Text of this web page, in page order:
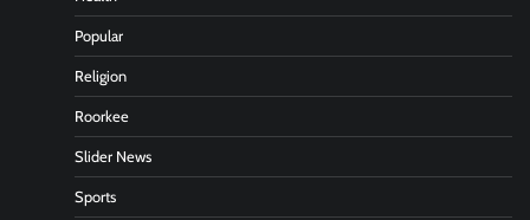
Popular
Religion
Roorkee
Slider News
Sports